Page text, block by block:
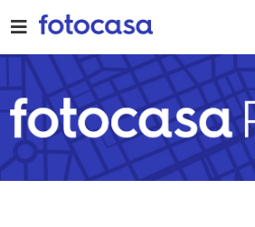
to
content